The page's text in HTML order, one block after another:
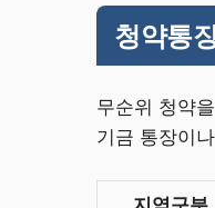
청약통
무순위 청약
기금 통장이